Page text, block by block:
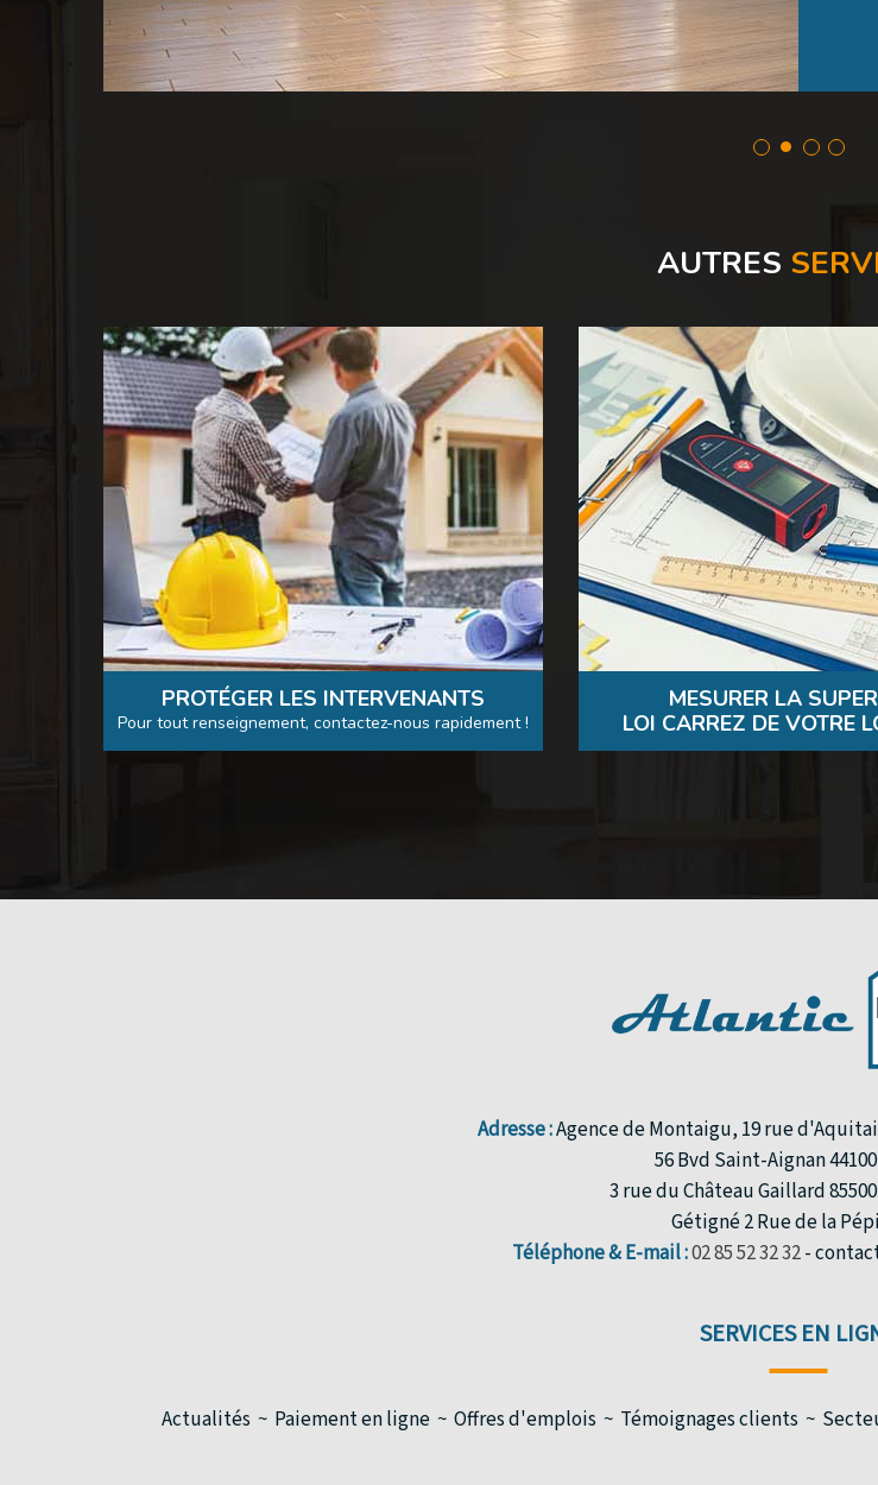
AUTRES
PROTÉGER LES INTERVENANTS
Pour tout renseignement, contactez-nous rapidement !
MESURER LA
LOI CARREZ DE VOTRE
Adresse :Agence de Montaigu, 19 rue
56 Bvd Saint-Aignan
3 rue du Château Gaillard
Gétigné 2 Rue de la
Téléphone & E-mail :02 85 52 32 32-
SERVICES EN
Actualités Paiement en ligne Offres d'emplois Témoignages clients